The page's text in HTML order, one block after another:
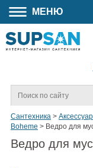
МЕНЮ
Сантехника >
Boheme > Ведро для
Ведро для